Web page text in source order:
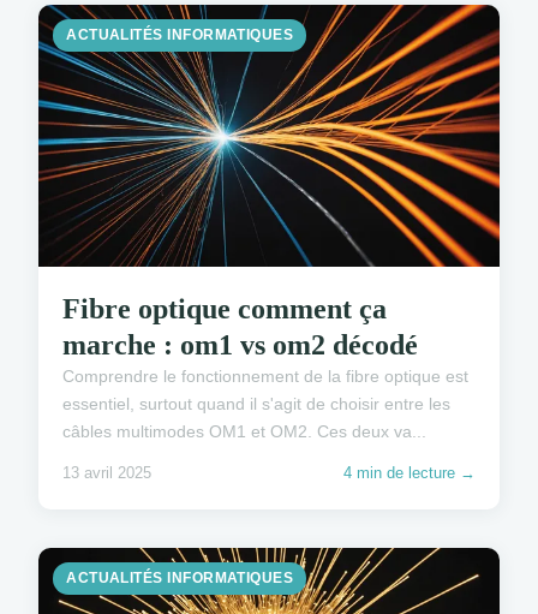
ACTUALITÉS INFORMATIQUES
Fibre optique comment ça
marche : om1 vs om2 décodé
Comprendre le fonctionnement de la fibre optique est
essentiel, surtout quand il s'agit de choisir entre les
câbles multimodes OM1 et OM2. Ces deux va...
13 avril 2025 4 min de lecture →
ACTUALITÉS INFORMATIQUES